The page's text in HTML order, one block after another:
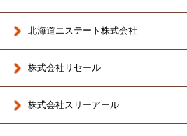
北海道エステート株式会社
株式会社リセール
株式会社スリーアール